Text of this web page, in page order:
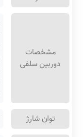
مشخصات
دوربین سلفی
توان شارژ